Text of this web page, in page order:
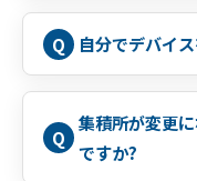
自分でデバイ
集積所が変更
ですか?